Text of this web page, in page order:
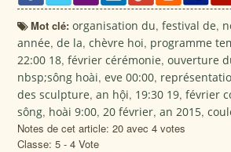
Mot clé:organisation du,festival de,
année,de la,chèvre hoi, programme
22:00 18,février cérémonie,ouverture
nbsp;sông hoài,eve 00:00,
des sculpture,an hội, 19:30 19,février
sông, hoài 9:00, 20 février,an 2015,
Notes de cet article: 20 avec 4 votes
Classe:5 -4 Vote